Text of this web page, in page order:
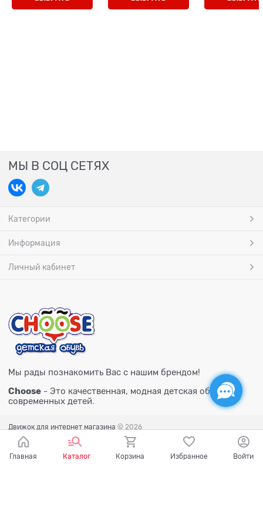
МЫ В СОЦ СЕТЯХ
Категории
Информация
Личный кабинет
Мы рады познакомить Вас с нашим брендом!
Choose - Это качественная, модная детская обувь для
современных детей.
Движок для интернет магазина © 2026
Главная Каталог Корзина Избранное Войти